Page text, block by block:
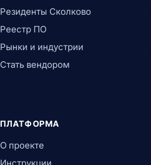
Резиденты Сколково
Реестр ПО
Рынки и индустрии
Стать вендором
ПЛАТФОРМА
О проекте